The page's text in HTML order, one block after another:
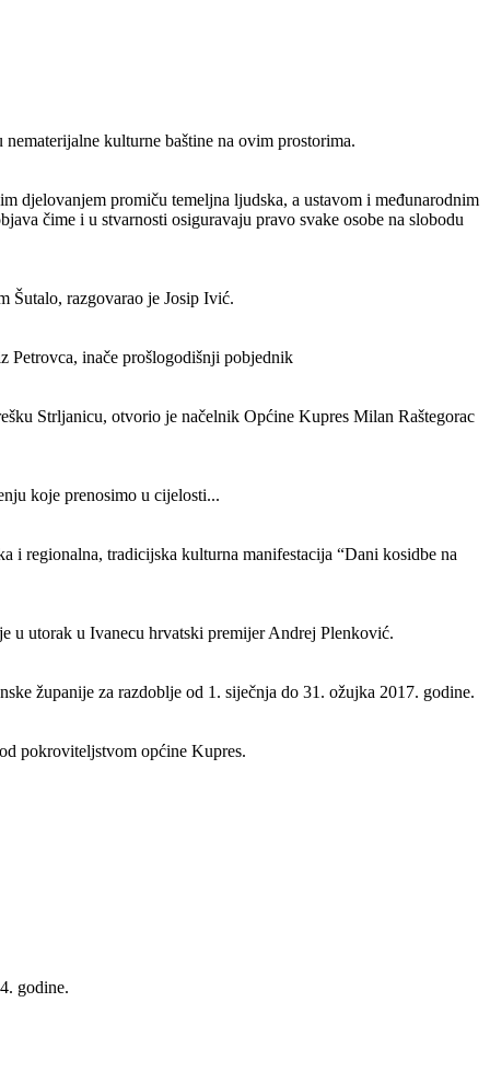
kulturne baštine na ovim prostorima.
djelovanjem promiču temeljna ljudska, a ustavom i međunarodnim
čime i u stvarnosti osiguravaju pravo svake osobe na slobodu
Šutalo, razgovarao je Josip Ivić.
Petrovca, inače prošlogodišnji pobjednik
Strljanicu, otvorio je načelnik Općine Kupres Milan Raštegorac
koje prenosimo u cijelosti...
i regionalna, tradicijska kulturna manifestacija “Dani kosidbe na
u utorak u Ivanecu hrvatski premijer Andrej Plenković.
županije za razdoblje od 1. siječnja do 31. ožujka 2017. godine.
pokroviteljstvom općine Kupres.
godine.